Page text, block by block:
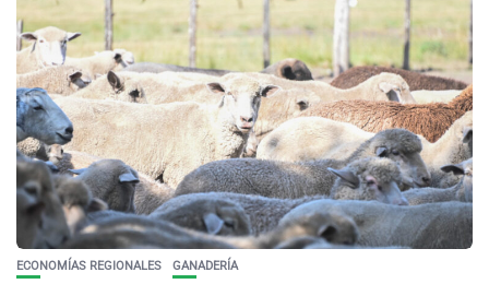
ECONOMÍAS REGIONALES GANADERÍA